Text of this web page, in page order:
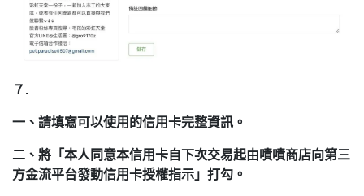
７.
一、請填寫可以使用的信用卡完整資訊。
二、將「本人同意本信用卡自下次交易起由嘖嘖商店向第三
方金流平台發動信用卡授權指示」打勾。